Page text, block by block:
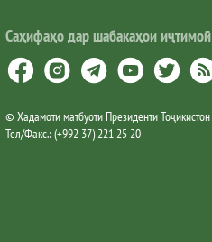
Саҳифаҳо дар шабакаҳои иҷтимоӣ
© Хадамоти матбуоти Президенти Тоҷикистон
Тел/Факс.:(+992 37) 221 25 20